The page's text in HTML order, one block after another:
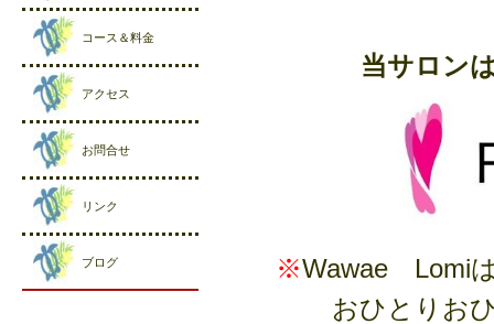
当サロン
※Wawae Lomi
おひとりお
コース＆料金
アクセス
お問合せ
リンク
ブログ